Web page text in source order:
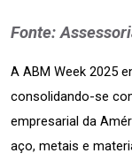
Fonte:
A ABM Week 2025
consolidando-se
empresarial da
aço, metais e